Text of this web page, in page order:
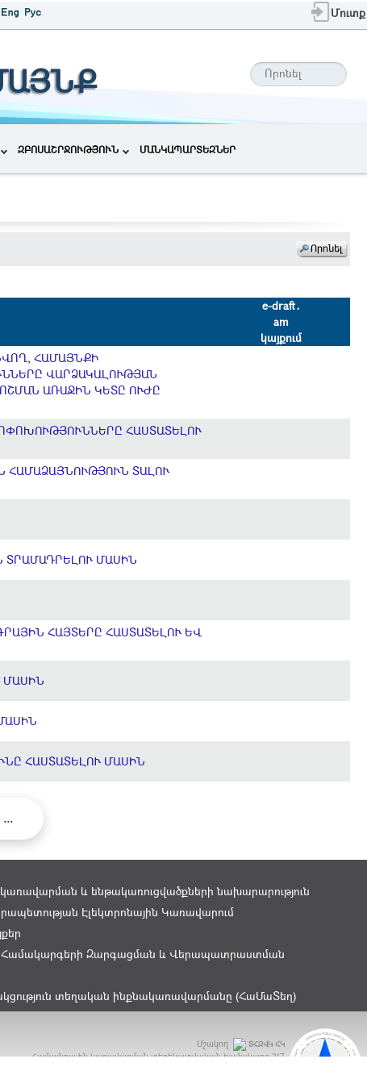
Մուտք
ԶԲՈՍԱՇՐՋՈՒԹՅՈՒՆ ՄԱՆԿԱՊԱՐՏԵԶՆԵՐ
e-draft․
am
կայքում
ՀԱՄԱՅՆՔԻ
ՎԱՐՁԱԿԱԼՈՒԹՅԱՆ
ԱՌԱՋԻՆ ԿԵՏԸ ՈՒԺԸ
ՀԱՍՏԱՏԵԼՈՒ
ՏԱԼՈՒ
ՄԱՍԻՆ
ՀԱՅՏԵՐԸ ՀԱՍՏԱՏԵԼՈՒ ԵՎ
ՄԱՍԻՆ
ՀԱՍՏԱՏԵԼՈՒ ՄԱՍԻՆ
...
և ենթակառուցվածքների նախարարություն
Էլեկտրոնային Կառավարում
Զարգացման և Վերապատրաստման
տեղական ինքնակառավարմանը (ՀաՄաՏեղ)
Մշակող ՏՀԶՎԿ ՀԿ
Համայնքային կառավարման տեղեկատվական համակարգ 217